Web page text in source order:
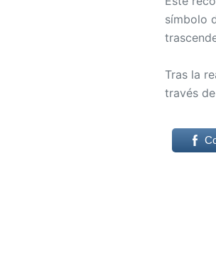
símbolo
Tras la
través